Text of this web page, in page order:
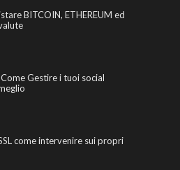
BITCOIN, ETHEREUM ed
Gestire i tuoi social
come intervenire sui propri